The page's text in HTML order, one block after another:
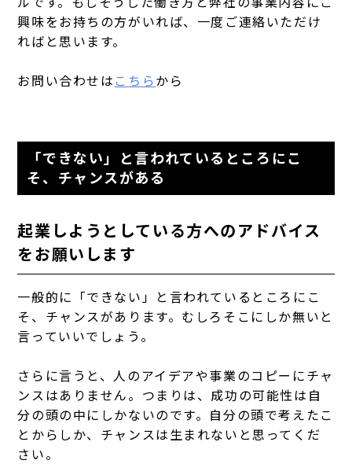
興味をお持ちの方がいれば、一度ご連絡いただけ
ればと思います。
お問い合わせは こちらから
「できない」と言われているところにこ
そ、チャンスがある
起業しようとしている方へのアドバイス
をお願いします
一般的に「できない」と言われているところにこ
そ、チャンスがあります。むしろそこにしか無いと
言っていいでしょう。
さらに言うと、人のアイデアや事業のコピーにチャ
ンスはありません。つまりは、成功の可能性は自
分の頭の中にしかないのです。自分の頭で考えたこ
とからしか、チャンスは生まれないと思ってくだ
さい。